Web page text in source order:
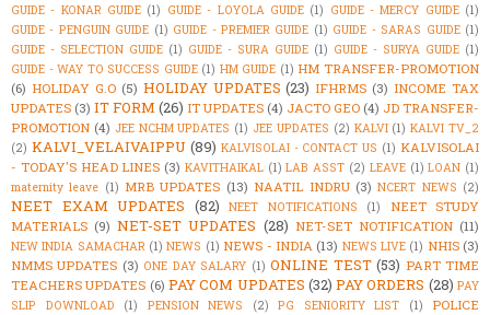
GUIDE - KONAR GUIDE (1) GUIDE - LOYOLA GUIDE (1) GUIDE - MERCY GUIDE (1)
GUIDE - PENGUIN GUIDE (1) GUIDE - PREMIER GUIDE (1) GUIDE - SARAS GUIDE (1)
GUIDE - SELECTION GUIDE (1) GUIDE - SURA GUIDE (1) GUIDE - SURYA GUIDE (1)
GUIDE - WAY TO SUCCESS GUIDE (1) HM GUIDE (1) HM TRANSFER-PROMOTION
(6) HOLIDAY G.O (5) HOLIDAY UPDATES (23) IFHRMS (3) INCOME TAX
UPDATES (3) IT FORM (26) IT UPDATES (4) JACTO GEO (4) JD TRANSFER-
PROMOTION (4) JEE NCHM UPDATES (1) JEE UPDATES (2) KALVI (1) KALVI TV_2
(2) KALVI_VELAIVAIPPU (89) KALVISOLAI - CONTACT US (1) KALVISOLAI
- TODAY'S HEAD LINES (3) KAVITHAIKAL (1) LAB ASST (2) LEAVE (1) LOAN (1)
maternity leave (1) MRB UPDATES (13) NAATIL INDRU (3) NCERT NEWS (2)
NEET EXAM UPDATES (82) NEET NOTIFICATIONS (1)
NEET STUDY
MATERIALS (9) NET-SET UPDATES (28) NET-SET NOTIFICATION (11)
NEW INDIA SAMACHAR (1) NEWS (1) NEWS - INDIA (13) NEWS LIVE (1) NHIS (3)
NMMS UPDATES (3) ONE DAY SALARY (1) ONLINE TEST (53) PART TIME
TEACHERS UPDATES (6) PAY COM UPDATES (32) PAY ORDERS (28) PAY
SLIP DOWNLOAD
(1) PENSION NEWS (2) PG SENIORITY LIST (1)
POLICE